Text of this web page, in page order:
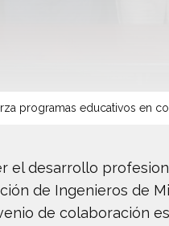
programas educativos en
el desarrollo
de Ingenieros de
de colaboración